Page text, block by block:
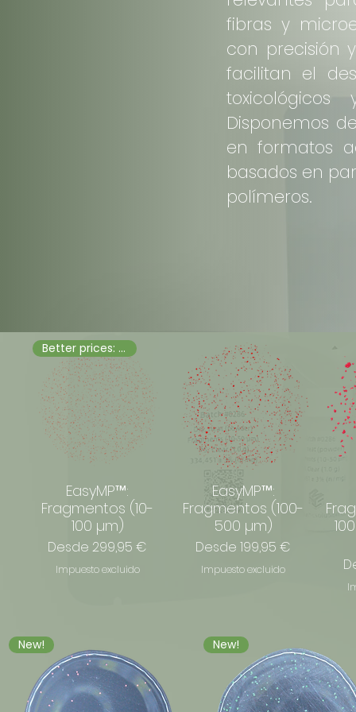
fibras y
con precisión
facilitan el
Disponemos
en formatos
basados en
polímeros.
Better prices: Dry, neat
EasyMP™:
Fragmentos (10-
100 µm)
Desde299,95 €
Precio de oferta
Impuesto excluido
EasyMP™:
Fragmentos (100-
500 µm)
Desde199,95 €
Precio de oferta
Impuesto excluido
New! New!